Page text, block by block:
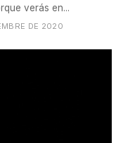
verás en...
DE 2020